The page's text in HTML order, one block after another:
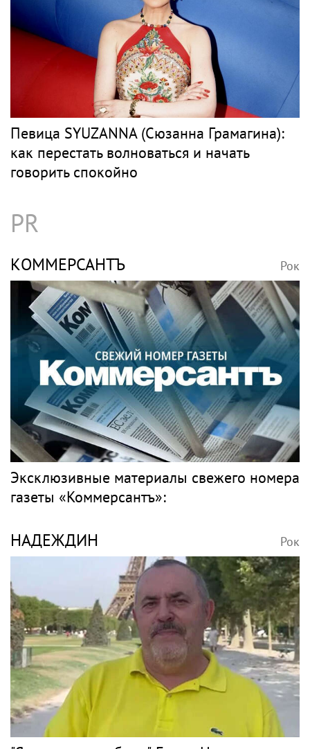
Певица SYUZANNA (Сюзанна Грамагина):
как перестать волноваться и начать
говорить спокойно
PR
КОММЕРСАНТЪ Рок
Эксклюзивные материалы свежего номера
газеты «Коммерсантъ»:
НАДЕЖДИН Рок